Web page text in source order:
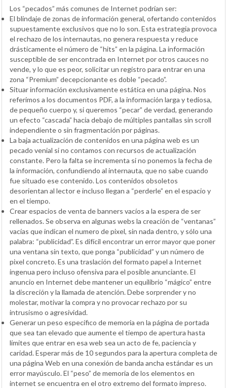
Los “pecados” más comunes de Internet podrían ser:
El blindaje de zonas de información general, ofertando contenidos
supuestamente exclusivos que no lo son. Esta estrategia provoca
el rechazo de los internautas, no genera respuesta y reduce
drásticamente el número de “hits” en la página. La información
susceptible de ser encontrada en Internet por otros cauces no
vende, y lo que es peor, solicitar un registro para entrar en una
zona “Premium” decepcionante es doble “pecado”.
Situar información exclusivamente estática en una página. Nos
referimos a los documentos PDF, a la información larga y tediosa,
de pequeño cuerpo y, si queremos “pecar” de verdad, generando
un efecto “cascada” hacia debajo de múltiples pantallas sin scroll
independiente o sin fragmentación por páginas.
La baja actualización de contenidos en una página web es un
pecado venial si no contamos con recursos de actualización
constante. Pero la falta se incrementa si no ponemos la fecha de
la información, confundiendo al internauta, que no sabe cuando
fue situado ese contenido. Los contenidos obsoletos
desorientan al lector e incluso llegan a “perderle” en el espacio y
en el tiempo.
Crear espacios de venta de banners vacíos a la espera de ser
rellenados. Se observa en algunas webs la creación de “ventanas”
vacías que indican el numero de pixel, sin nada dentro, y sólo una
palabra: “publicidad”. Es difícil encontrar un error mayor que poner
una ventana sin texto, que ponga “publicidad” y un número de
pixel concreto. Es una traslación del formato papel a Internet
ingenua pero incluso ofensiva para el posible anunciante. El
anuncio en Internet debe mantener un equilibrio “mágico” entre
la discreción y la llamada de atención. Debe sorprender y no
molestar, motivar la compra y no provocar rechazo por su
intrusismo o agresividad.
Generar un peso específico de memoria en la página de portada
que sea tan elevado que aumente el tiempo de apertura hasta
límites que entrar en esa web sea un acto de fe, paciencia y
caridad. Esperar más de 10 segundos para la apertura completa de
una página Web en una conexión de banda ancha estándar es un
error mayúsculo. El “peso” de memoria de los elementos en
internet se encuentra en el otro extremo del formato impreso.